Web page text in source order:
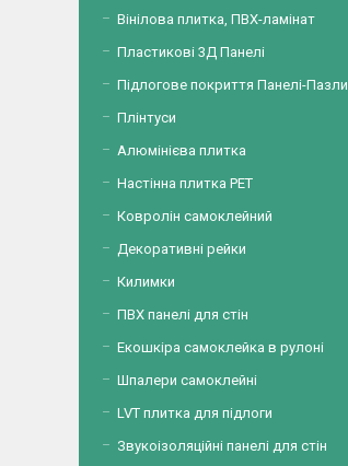
Вінілова плитка, ПВХ-ламінат
Пластикові 3Д Панелі
Підлогове покриття Панелі-Пазли
Плінтуси
Алюмінієва плитка
Настінна плитка PET
Ковролін самоклейний
Декоративні рейки
Килимки
ПВХ панелі для стін
Екошкіра самоклейка в рулоні
Шпалери самоклейні
LVT плитка для підлоги
Звукоізоляційні панелі для стін